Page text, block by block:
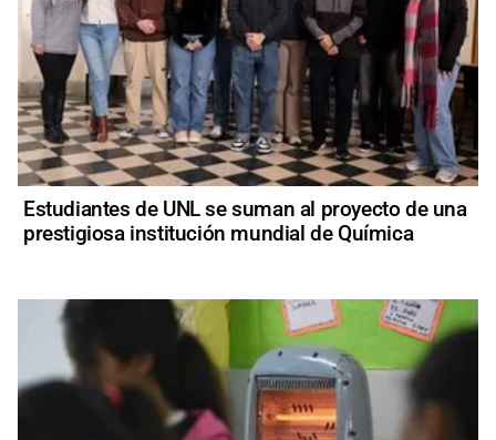
Estudiantes de UNL se suman al proyecto de una
prestigiosa institución mundial de Química